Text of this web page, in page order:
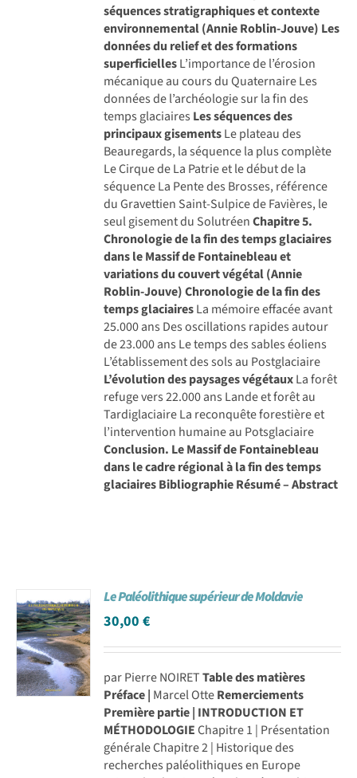
séquences stratigraphiques et contexte
environnemental (Annie Roblin-Jouve) Les
données du relief et des formations
superficiellesL’importance de l’érosion
mécanique au cours du Quaternaire Les
données de l’archéologie sur la fin des
temps glaciaires Les séquences des
principaux gisementsLe plateau des
Beauregards, la séquence la plus complète
Le Cirque de La Patrie et le début de la
séquence La Pente des Brosses, référence
du Gravettien Saint-Sulpice de Favières, le
seul gisement du SolutréenChapitre 5.
Chronologie de la fin des temps glaciaires
dans le Massif de Fontainebleau et
variations du couvert végétal (Annie
Roblin-Jouve)Chronologie de la fin des
temps glaciairesLa mémoire effacée avant
25.000 ans Des oscillations rapides autour
de 23.000 ans Le temps des sables éoliens
L’établissement des sols au Postglaciaire
L’évolution des paysages végétauxLa forêt
refuge vers 22.000 ans Lande et forêt au
Tardiglaciaire La reconquête forestière et
l’intervention humaine au Potsglaciaire
Conclusion. Le Massif de Fontainebleau
dans le cadre régional à la fin des temps
glaciairesBibliographieRésumé – Abstract
Le Paléolithique supérieur de Moldavie
30,00€
par Pierre NOIRETTable des matières
Préface | Marcel OtteRemerciements
Première partie | INTRODUCTION ET
MÉTHODOLOGIEChapitre 1 | Présentation
générale Chapitre 2 | Historique des
recherches paléolithiques en Europe